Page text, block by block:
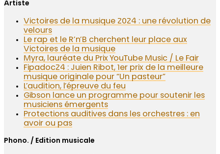
Artiste
Victoires de la musique 2024 : une révolution de
velours
Le rap et le R’n’B cherchent leur place aux
Victoires de la musique
Myra, lauréate du Prix YouTube Music / Le Fair
Fipadoc24 : Juien Ribot, 1er prix de la meilleure
musique originale pour “Un pasteur”
L’audition, l’épreuve du feu
Gibson lance un programme pour soutenir les
musiciens émergents
Protections auditives dans les orchestres : en
avoir ou pas
Phono. / Edition musicale